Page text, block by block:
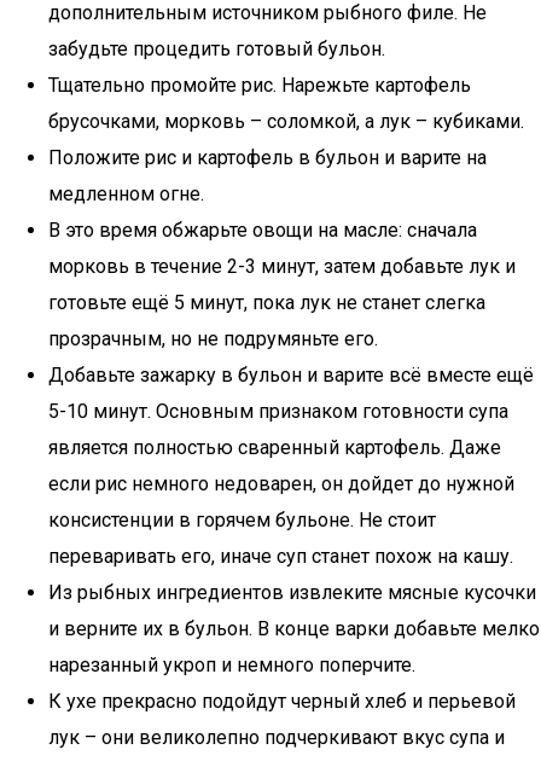
дополнительным источником рыбного филе. Не
забудьте процедить готовый бульон.
Тщательно промойте рис. Нарежьте картофель
брусочками, морковь – соломкой, а лук – кубиками.
Положите рис и картофель в бульон и варите на
медленном огне.
В это время обжарьте овощи на масле: сначала
морковь в течение 2-3 минут, затем добавьте лук и
готовьте ещё 5 минут, пока лук не станет слегка
прозрачным, но не подрумяньте его.
Добавьте зажарку в бульон и варите всё вместе ещё
5-10 минут. Основным признаком готовности супа
является полностью сваренный картофель. Даже
если рис немного недоварен, он дойдет до нужной
консистенции в горячем бульоне. Не стоит
переваривать его, иначе суп станет похож на кашу.
Из рыбных ингредиентов извлеките мясные кусочки
и верните их в бульон. В конце варки добавьте мелко
нарезанный укроп и немного поперчите.
К ухе прекрасно подойдут черный хлеб и перьевой
лук – они великолепно подчеркивают вкус супа и